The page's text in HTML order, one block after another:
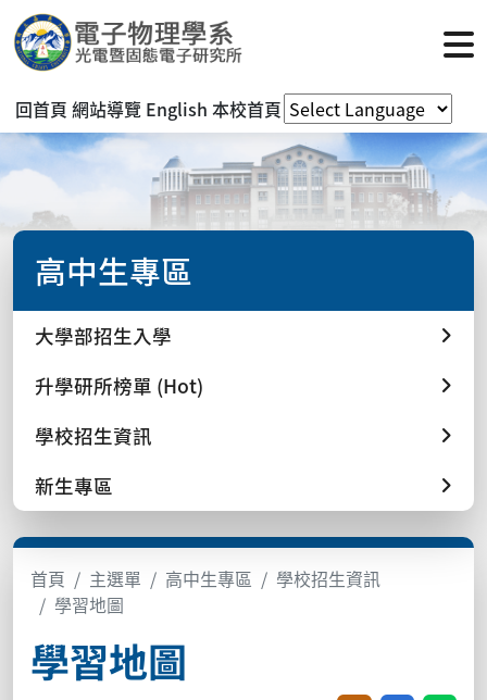
回首頁 網站導覽 English 本校首頁
高中生專區
大學部招生入學
升學研所榜單 (Hot)
學校招生資訊
新生專區
首頁 主選單 高中生專區
學校招生資訊
學習地圖
學習地圖